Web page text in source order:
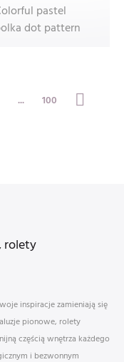
pastel
dot pattern
... 100
rolety
inspiracje zamieniają się
pionowe, rolety
częścią wnętrza każdego
i bezwonnym